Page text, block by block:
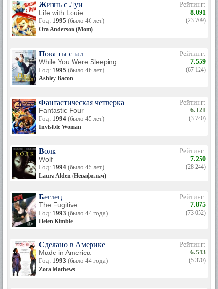
Жизнь с Луи
Life with Louie
Год: 1995 (было 46 лет)
Ora Anderson (Mom)
Рейтинг:
8.091
(23 709)
Пока ты спал
While You Were Sleeping
Год: 1995 (было 46 лет)
Ashley Bacon
Рейтинг:
7.559
(67 124)
Фантастическая четверка
Fantastic Four
Год: 1994 (было 45 лет)
Invisible Woman
Рейтинг:
6.121
(3 740)
Волк
Wolf
Год: 1994 (было 45 лет)
Laura Alden (Невафильм)
Рейтинг:
7.250
(28 244)
Беглец
The Fugitive
Год: 1993 (было 44 года)
Helen Kimble
Рейтинг:
7.875
(73 052)
Сделано в Америке
Made in America
Год: 1993 (было 44 года)
Zora Mathews
Рейтинг:
6.543
(5 370)